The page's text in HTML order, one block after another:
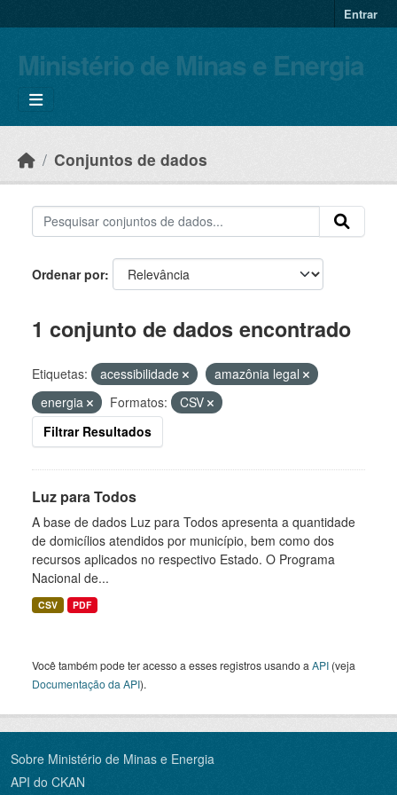
Entrar
Ministério de Minas e Energia
Conjuntos de dados
Ordenar por
1 conjunto de dados encontrado
Etiquetas: acessibilidade
amazônia legal
energia
Formatos:
CSV
Filtrar Resultados
Luz para Todos
A base de dados Luz para Todos apresenta a quantidade
de domicílios atendidos por município, bem como dos
recursos aplicados no respectivo Estado. O Programa
Nacional de...
CSV PDF
Você também pode ter acesso a esses registros usando a API (veja
Documentação da API).
Sobre Ministério de Minas e Energia
API do CKAN